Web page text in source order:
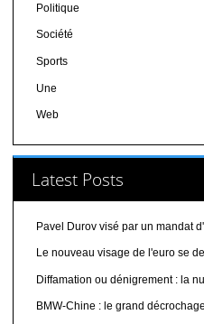
Politique
Société
Sports
Une
Web
Latest Posts
Pavel Durov visé par un mandat
Le nouveau visage de l'euro se
Diffamation ou dénigrement : la
BMW-Chine : le grand décrochage